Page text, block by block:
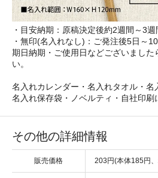
・目安納期：原稿決定後約2週間～3週
・無印(名入れなし)：ご発注後5日～
期日納期・ご使用日などございました
い。
名入れカレンダー・名入れタオル・名
名入れ保存袋・ノベルティ・自社印刷
その他の詳細情報
販売価格 203円(本体185円